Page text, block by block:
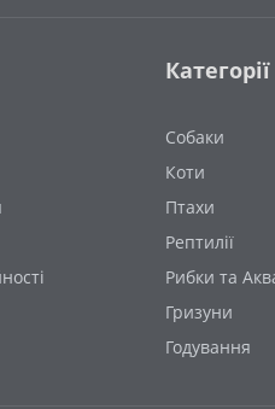
Категорії
Собаки
Коти
Птахи
Рептилії
Рибки та
Гризуни
Годування